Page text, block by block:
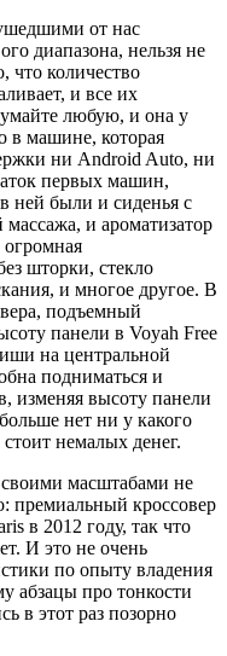
от нас
диапазона, нельзя не
что количество
и все их
любую, и она у
в машине, которая
ни Android Auto, ни
первых машин,
ней были и сиденья с
и ароматизатор
огромная
шторки, стекло
и многое другое. В
подъемный
панели в Voyah Free
на центральной
подниматься и
изменяя высоту панели
нет ни у какого
немалых денег.
масштабами не
премиальный кроссовер
в 2012 году, так что
И это не очень
по опыту владения
абзацы про тонкости
в этот раз позорно